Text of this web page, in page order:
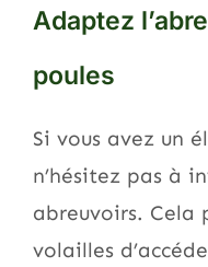
Adaptez
poules
Si vous avez un
n’hésitez pas à
abreuvoirs. Cela
volailles